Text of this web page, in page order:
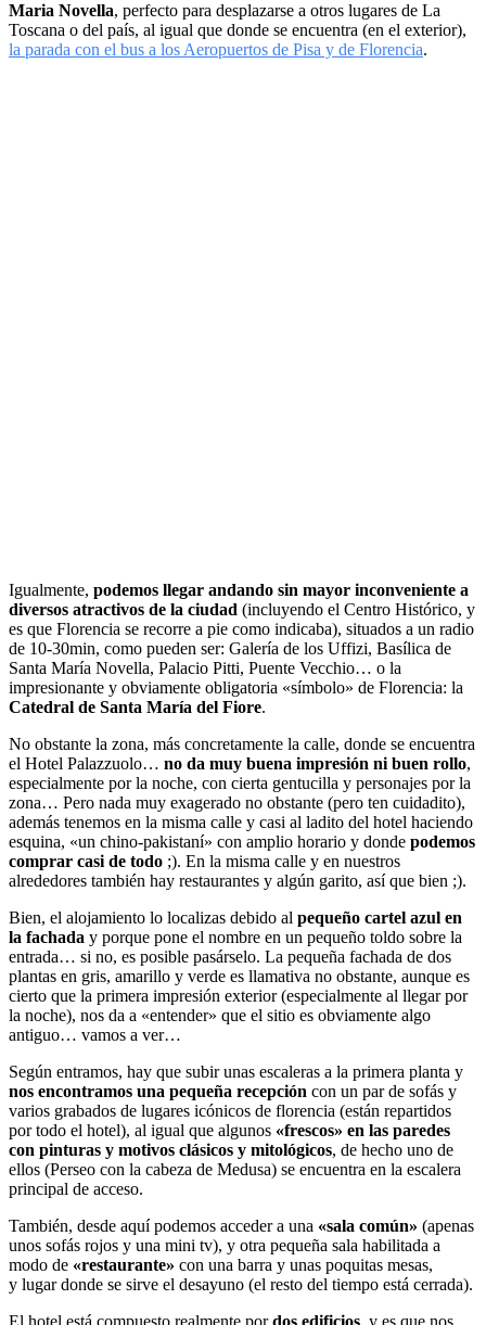
Maria Novella, perfecto para desplazarse a otros lugares de La
Toscana o del país, al igual que donde se encuentra (en el exterior),
la parada con el bus a los Aeropuertos de Pisa y de Florencia.
Igualmente, podemos llegar andando sin mayor inconveniente a
diversos atractivos de la ciudad (incluyendo el Centro Histórico, y
es que Florencia se recorre a pie como indicaba), situados a un radio
de 10-30min, como pueden ser: Galería de los Uffizi, Basílica de
Santa María Novella, Palacio Pitti, Puente Vecchio… o la
impresionante y obviamente obligatoria «símbolo» de Florencia: la
Catedral de Santa María del Fiore.
No obstante la zona, más concretamente la calle, donde se encuentra
el Hotel Palazzuolo… no da muy buena impresión ni buen rollo,
especialmente por la noche, con cierta gentucilla y personajes por la
zona… Pero nada muy exagerado no obstante (pero ten cuidadito),
además tenemos en la misma calle y casi al ladito del hotel haciendo
esquina, «un chino-pakistaní» con amplio horario y donde podemos
comprar casi de todo ;). En la misma calle y en nuestros
alrededores también hay restaurantes y algún garito, así que bien ;).
Bien, el alojamiento lo localizas debido al pequeño cartel azul en
la fachada y porque pone el nombre en un pequeño toldo sobre la
entrada… si no, es posible pasárselo. La pequeña fachada de dos
plantas en gris, amarillo y verde es llamativa no obstante, aunque es
cierto que la primera impresión exterior (especialmente al llegar por
la noche), nos da a «entender» que el sitio es obviamente algo
antiguo… vamos a ver…
Según entramos, hay que subir unas escaleras a la primera planta y
nos encontramos una pequeña recepción con un par de sofás y
varios grabados de lugares icónicos de florencia (están repartidos
por todo el hotel), al igual que algunos «frescos» en las paredes
con pinturas y motivos clásicos y mitológicos, de hecho uno de
ellos (Perseo con la cabeza de Medusa) se encuentra en la escalera
principal de acceso.
También, desde aquí podemos acceder a una «sala común» (apenas
unos sofás rojos y una mini tv), y otra pequeña sala habilitada a
modo de «restaurante» con una barra y unas poquitas mesas,
y lugar donde se sirve el desayuno (el resto del tiempo está cerrada).